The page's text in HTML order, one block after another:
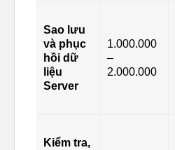
Sao lưu
và phục
hồi dữ
liệu
Server
1.000.000
–
2.000.000
Kiểm tra,